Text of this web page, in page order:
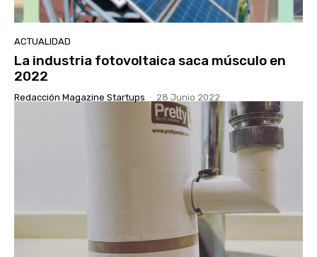
ACTUALIDAD
La industria fotovoltaica saca músculo en
2022
Redacción Magazine Startups - 28 Junio 2022